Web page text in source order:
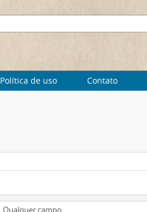
Política de uso Contato